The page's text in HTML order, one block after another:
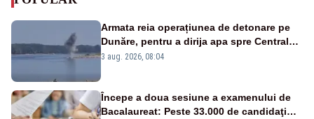
Armata reia operațiunea de detonare pe
Dunăre, pentru a dirija apa spre Centrala
Cernavodă
3 aug. 2026, 08:04
Începe a doua sesiune a examenului de
Bacalaureat: Peste 33.000 de candidaţi